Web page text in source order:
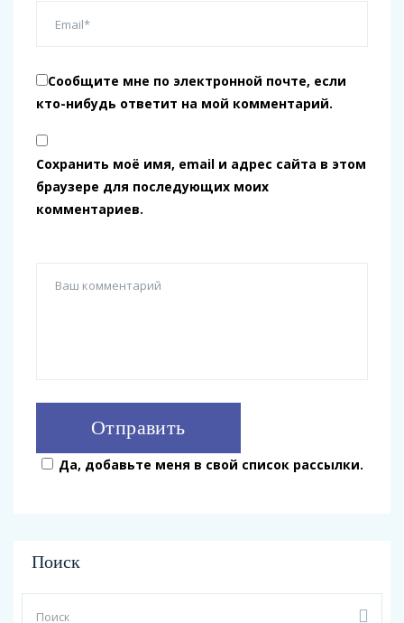
Сообщите мне по электронной почте, если
кто-нибудь ответит на мой комментарий.
Сохранить моё имя, email и адрес сайта в этом
браузере для последующих моих
комментариев.
Да, добавьте меня в свой список рассылки.
Поиск